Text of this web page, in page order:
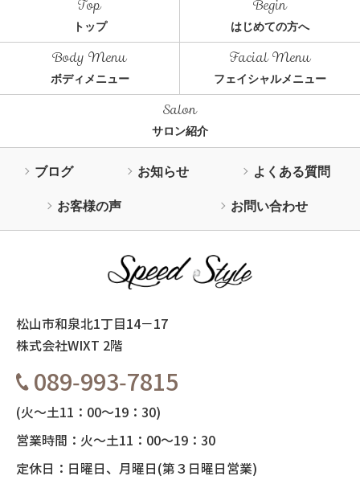
トップ はじめての方へ
ボディメニュー フェイシャルメニュー
サロン紹介
ブログ お知らせ よくある質問
お客様の声 お問い合わせ
松山市和泉北1丁目14－17
株式会社WIXT 2階
089-993-7815
(火～土11：00～19：30)
営業時間： 火～土11：00～19：30
定休日：日曜日、月曜日(第３日曜日営業)